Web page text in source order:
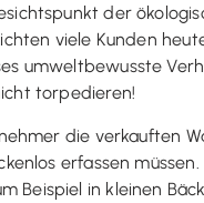
der
viele Kunden
umweltbewusste
torpedieren!
die verkauften
erfassen
Beispiel in kleinen